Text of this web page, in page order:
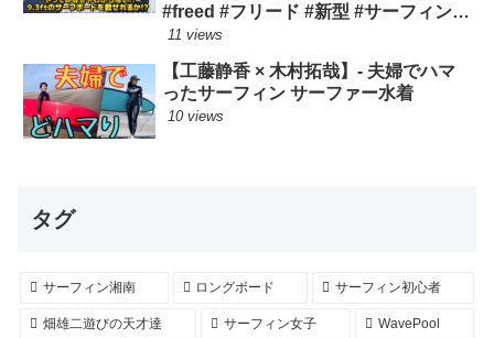
#freed #フリード #新型 #サーフィン
ロングボード
11 views
【工藤静香 × 木村拓哉】- 夫婦でハマ
ったサーフィン サーファー水着
10 views
タグ
サーフィン湘南 ロングボード サーフィン初心者
畑雄二遊びの天才達 サーフィン女子 WavePool